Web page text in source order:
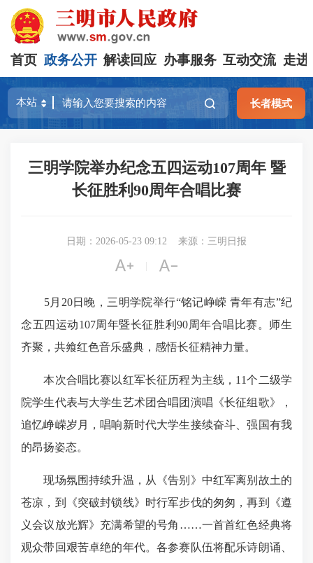
首页 政务公开 解读回应 办事服务 互动交流 走进
长者模式
三明学院举办纪念五四运动107周年 暨
长征胜利90周年合唱比赛
日期：2026-05-23 09:12 来源：三明日报
 
5月20日晚，三明学院举行“铭记峥嵘 青年有志”纪
念五四运动107周年暨长征胜利90周年合唱比赛。师生
齐聚，‌ 共飨红色音乐盛典，感悟长征精神力量。
本次合唱比赛以红军长征历程为主线，11个二级学
院学生代表与大学生艺术团合唱团演唱《长征组歌》，
追忆峥嵘岁月，唱响新时代大学生接续奋斗、强国有我
的昂扬姿态。
现场氛围持续升温，从《告别》中红军离别故土的
苍凉，到《突破封锁线》时行军步伐的匆匆，再到《遵
义会议放光辉》充满希望的号角……一首首红色经典将
观众带回艰苦卓绝的年代。各参赛队伍将配乐诗朗诵、